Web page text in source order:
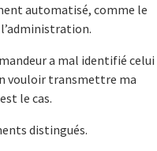
automatisé, comme le
a mal identifié celui
vouloir transmettre ma
le cas.
distingués.